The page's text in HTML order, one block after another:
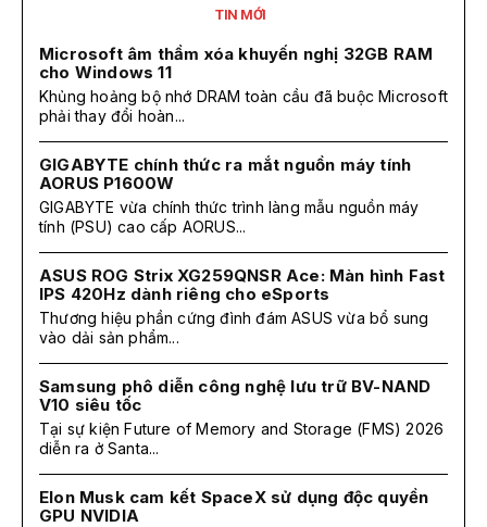
TIN MỚI
Microsoft âm thầm xóa khuyến nghị 32GB RAM
cho Windows 11
Khủng hoảng bộ nhớ DRAM toàn cầu đã buộc Microsoft
phải thay đổi hoàn...
GIGABYTE chính thức ra mắt nguồn máy tính
AORUS P1600W
GIGABYTE vừa chính thức trình làng mẫu nguồn máy
tính (PSU) cao cấp AORUS...
ASUS ROG Strix XG259QNSR Ace: Màn hình Fast
IPS 420Hz dành riêng cho eSports
Thương hiệu phần cứng đình đám ASUS vừa bổ sung
vào dải sản phẩm...
Samsung phô diễn công nghệ lưu trữ BV-NAND
V10 siêu tốc
Tại sự kiện Future of Memory and Storage (FMS) 2026
diễn ra ở Santa...
Elon Musk cam kết SpaceX sử dụng độc quyền
GPU NVIDIA